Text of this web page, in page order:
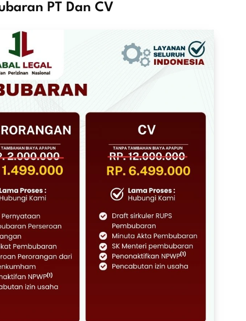
PT Dan CV